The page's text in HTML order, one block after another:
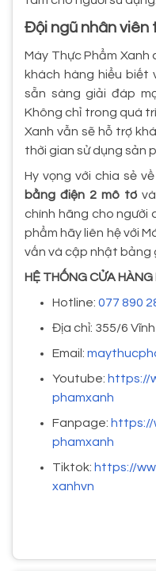
Đội ngũ nhân viên
Máy Thực Phẩm Xanh
khách hàng hiểu biết
sẵn sàng giải đáp
Không chỉ trong quá
Xanh vẫn sẽ hỗ trợ
thời gian sử dụng sản
Hy vọng với chia sẻ
bằng điện 2 mô tơ
chính hãng cho người
phẩm hãy liên hệ với
vấn và cập nhật bảng
HỆ THỐNG CỬA
Hotline: 077 890
Địa chỉ: 355/6 Vĩnh
Email:
Youtube: https://
phamxanh
Fanpage:
phamxanh
Tiktok: https://
xanhvn